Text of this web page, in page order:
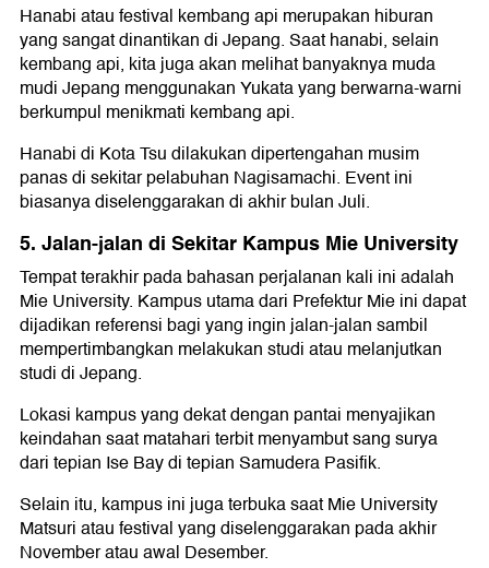
Hanabi atau festival kembang api merupakan hiburan
yang sangat dinantikan di Jepang. Saat hanabi, selain
kembang api, kita juga akan melihat banyaknya muda
mudi Jepang menggunakan Yukata yang berwarna-warni
berkumpul menikmati kembang api.
Hanabi di Kota Tsu dilakukan dipertengahan musim
panas di sekitar pelabuhan Nagisamachi. Event ini
biasanya diselenggarakan di akhir bulan Juli.
5. Jalan-jalan di Sekitar Kampus Mie University
Tempat terakhir pada bahasan perjalanan kali ini adalah
Mie University. Kampus utama dari Prefektur Mie ini dapat
dijadikan referensi bagi yang ingin jalan-jalan sambil
mempertimbangkan melakukan studi atau melanjutkan
studi di Jepang.
Lokasi kampus yang dekat dengan pantai menyajikan
keindahan saat matahari terbit menyambut sang surya
dari tepian Ise Bay di tepian Samudera Pasifik.
Selain itu, kampus ini juga terbuka saat Mie University
Matsuri atau festival yang diselenggarakan pada akhir
November atau awal Desember.